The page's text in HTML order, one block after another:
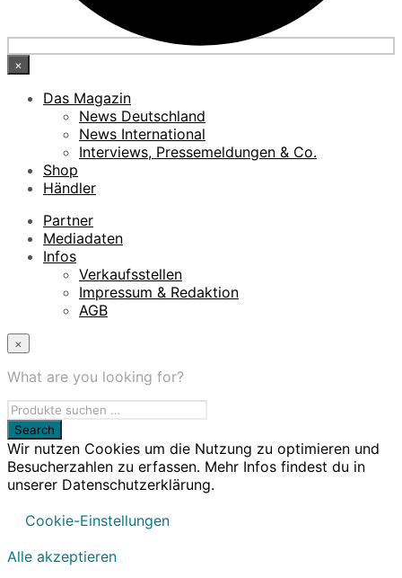
×
Das Magazin
News Deutschland
News International
Interviews, Pressemeldungen & Co.
Shop
Händler
Partner
Mediadaten
Infos
Verkaufsstellen
Impressum & Redaktion
AGB
×
What are you looking for?
Wir nutzen Cookies um die Nutzung zu optimieren und
Besucherzahlen zu erfassen. Mehr Infos findest du in
unserer Datenschutzerklärung.
Cookie-Einstellungen
Alle akzeptieren